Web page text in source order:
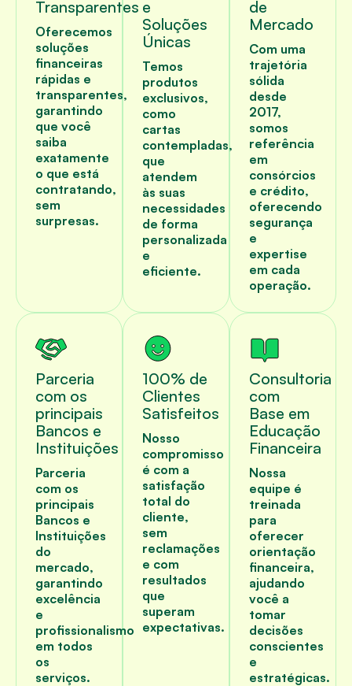
Transparentes
Oferecemos
soluções
financeiras
rápidas e
transparentes,
garantindo
que você
saiba
exatamente
o que está
contratando,
sem
surpresas.
e
Soluções
Únicas
Temos
produtos
exclusivos,
como
cartas
contempladas,
que
atendem
às suas
necessidades
de forma
personalizada
e
eficiente.
de
Mercado
Com uma
trajetória
sólida
desde
2017,
somos
referência
em
consórcios
e crédito,
oferecendo
segurança
e
expertise
em cada
operação.
Parceria
com os
principais
Bancos e
Instituições
Parceria
com os
principais
Bancos e
Instituições
do
mercado,
garantindo
excelência
e
profissionalismo
em todos
os
serviços.
100% de
Clientes
Satisfeitos
Nosso
compromisso
é com a
satisfação
total do
cliente,
sem
reclamações
e com
resultados
que
superam
expectativas.
Consultoria
com
Base em
Educação
Financeira
Nossa
equipe é
treinada
para
oferecer
orientação
financeira,
ajudando
você a
tomar
decisões
conscientes
e
estratégicas.